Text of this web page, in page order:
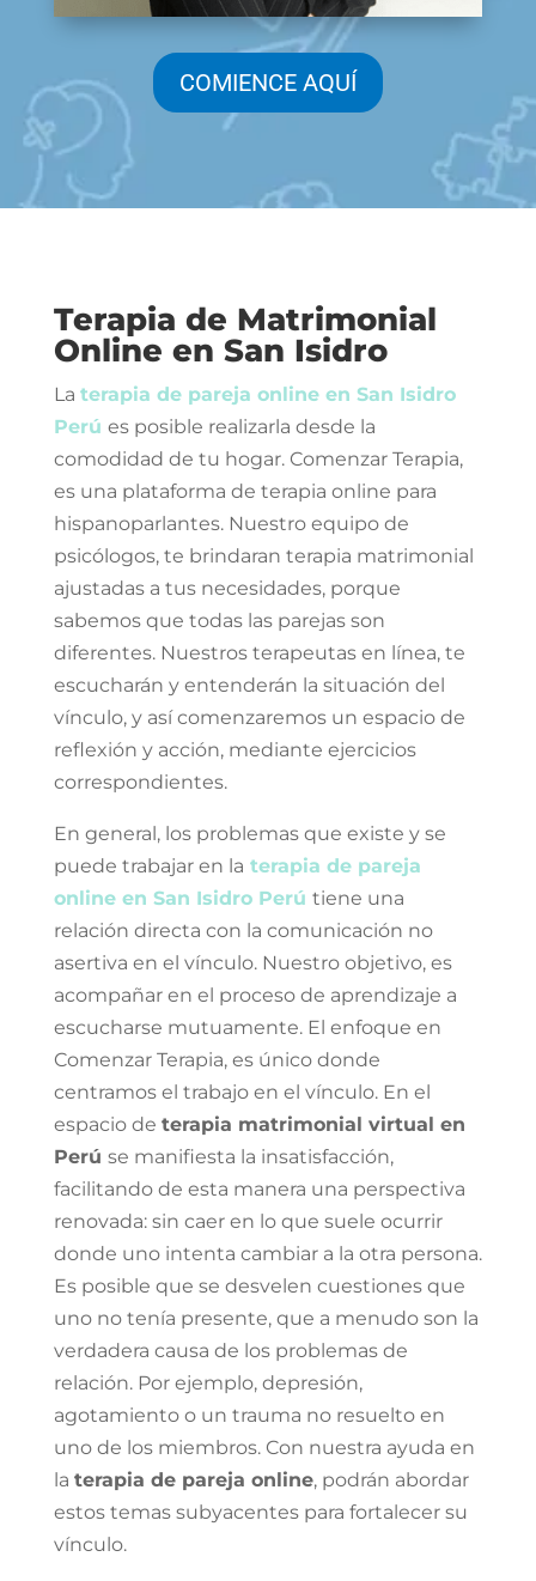
COMIENCE AQUÍ
Terapia de Matrimonial
Online en San Isidro
La terapia de pareja online en San Isidro
Perú es posible realizarla desde la
comodidad de tu hogar. Comenzar Terapia,
es una plataforma de terapia online para
hispanoparlantes. Nuestro equipo de
psicólogos, te brindaran terapia matrimonial
ajustadas a tus necesidades, porque
sabemos que todas las parejas son
diferentes. Nuestros terapeutas en línea, te
escucharán y entenderán la situación del
vínculo, y así comenzaremos un espacio de
reflexión y acción, mediante ejercicios
correspondientes.
En general, los problemas que existe y se
puede trabajar en la terapia de pareja
online en San Isidro Perú tiene una
relación directa con la comunicación no
asertiva en el vínculo. Nuestro objetivo, es
acompañar en el proceso de aprendizaje a
escucharse mutuamente. El enfoque en
Comenzar Terapia, es único donde
centramos el trabajo en el vínculo. En el
espacio de terapia matrimonial virtual en
Perú se manifiesta la insatisfacción,
facilitando de esta manera una perspectiva
renovada: sin caer en lo que suele ocurrir
donde uno intenta cambiar a la otra persona.
Es posible que se desvelen cuestiones que
uno no tenía presente, que a menudo son la
verdadera causa de los problemas de
relación. Por ejemplo, depresión,
agotamiento o un trauma no resuelto en
uno de los miembros. Con nuestra ayuda en
la terapia de pareja online, podrán abordar
estos temas subyacentes para fortalecer su
vínculo.